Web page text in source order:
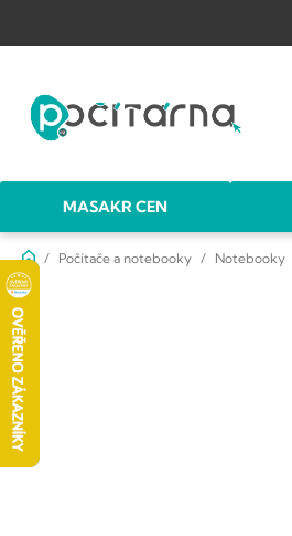
obsah
MASAKR CEN
DomůPočítače a notebooky Notebooky
P
o
s
t
r
a